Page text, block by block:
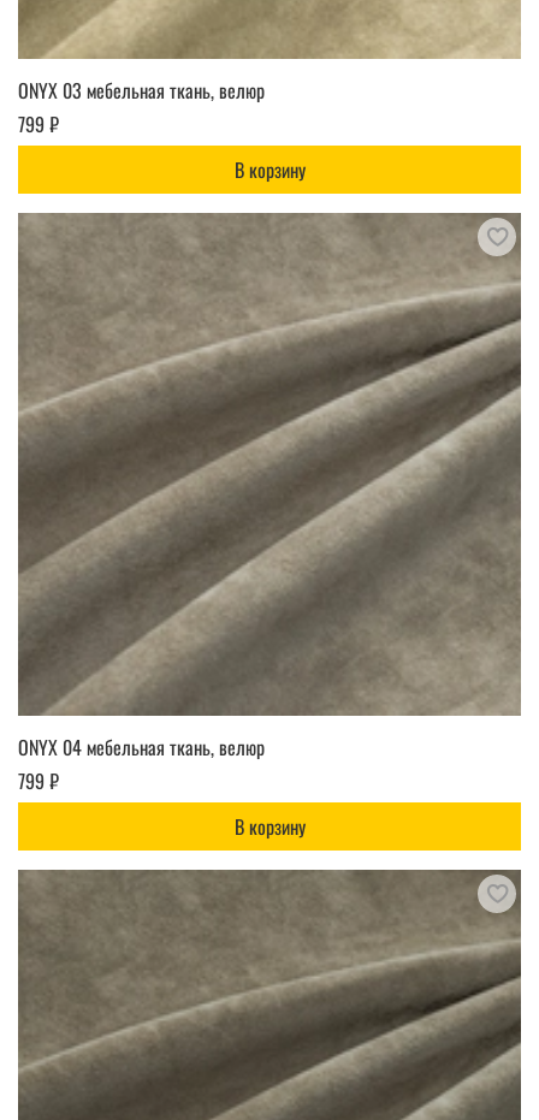
ONYX 03 мебельная ткань, велюр
799 ₽
В корзину
ONYX 04 мебельная ткань, велюр
799 ₽
В корзину